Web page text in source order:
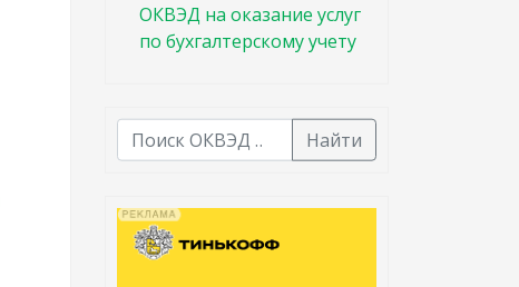
ОКВЭД на оказание услуг
по бухгалтерскому учету
Найти
В списке найденных результатов